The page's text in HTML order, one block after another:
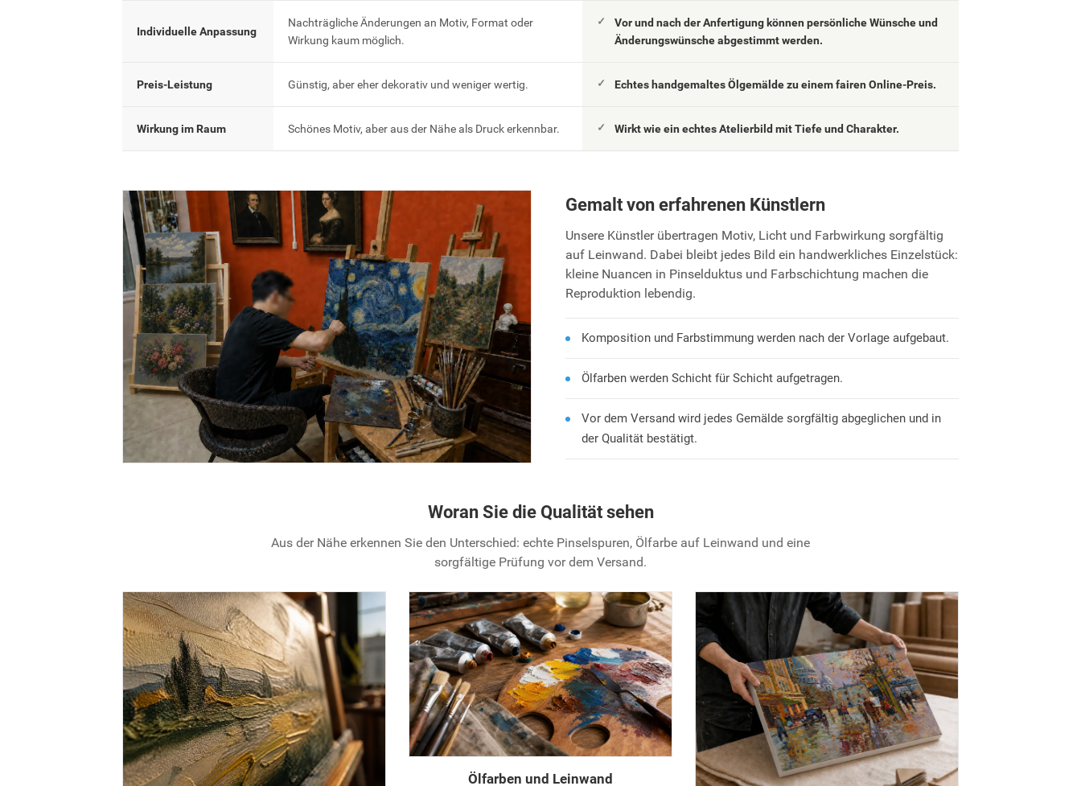
Individuelle Anpassung
Nachträgliche Änderungen an Motiv, Format oder
Wirkung kaum möglich.
Vor und nach der Anfertigung können persönliche Wünsche und
Änderungswünsche abgestimmt werden.
Preis-Leistung Günstig, aber eher dekorativ und weniger wertig. Echtes handgemaltes Ölgemälde zu einem fairen Online-Preis.
Wirkung im Raum Schönes Motiv, aber aus der Nähe als Druck erkennbar. Wirkt wie ein echtes Atelierbild mit Tiefe und Charakter.
Gemalt von erfahrenen Künstlern
Unsere Künstler übertragen Motiv, Licht und Farbwirkung sorgfältig
auf Leinwand. Dabei bleibt jedes Bild ein handwerkliches Einzelstück:
kleine Nuancen in Pinselduktus und Farbschichtung machen die
Reproduktion lebendig.
Komposition und Farbstimmung werden nach der Vorlage aufgebaut.
Ölfarben werden Schicht für Schicht aufgetragen.
Vor dem Versand wird jedes Gemälde sorgfältig abgeglichen und in
der Qualität bestätigt.
Woran Sie die Qualität sehen
Aus der Nähe erkennen Sie den Unterschied: echte Pinselspuren, Ölfarbe auf Leinwand und eine
sorgfältige Prüfung vor dem Versand.
Ölfarben und Leinwand